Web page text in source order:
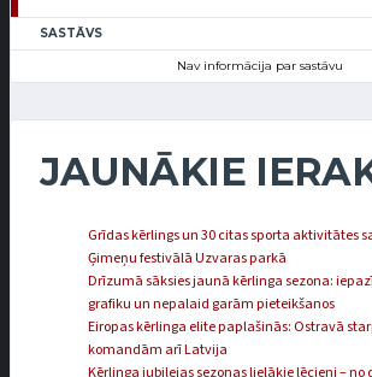
SASTĀVS
Nav informācija par sastāvu
JAUNĀKIE
Grīdas kērlings un 30 citas sporta aktivitātes
Ģimeņu festivālā Uzvaras parkā
Drīzumā sāksies jaunā kērlinga sezona:
grafiku un nepalaid garām pieteikšanos
Eiropas kērlinga elite paplašinās: Ostravā
komandām arī Latvija